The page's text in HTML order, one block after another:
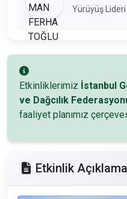
Yürüyüş Lideri
Etkinliklerimiz İstanbul
ve Dağcılık
faaliyet planımız
Etkinlik